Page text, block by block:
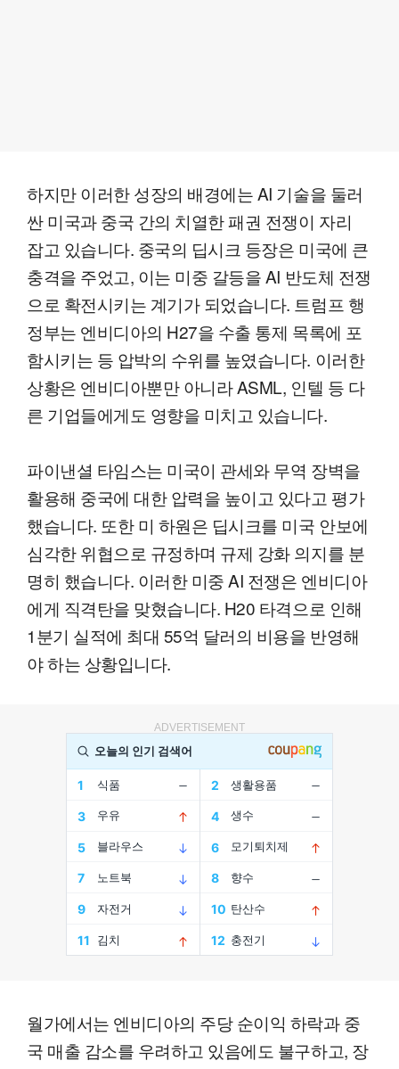
하지만 이러한 성장의 배경에는 AI 기술을 둘러
싼 미국과 중국 간의 치열한 패권 전쟁이 자리
잡고 있습니다. 중국의 딥시크 등장은 미국에 큰
충격을 주었고, 이는 미중 갈등을 AI 반도체 전쟁
으로 확전시키는 계기가 되었습니다. 트럼프 행
정부는 엔비디아의 H27을 수출 통제 목록에 포
함시키는 등 압박의 수위를 높였습니다. 이러한
상황은 엔비디아뿐만 아니라 ASML, 인텔 등 다
른 기업들에게도 영향을 미치고 있습니다.
파이낸셜 타임스는 미국이 관세와 무역 장벽을
활용해 중국에 대한 압력을 높이고 있다고 평가
했습니다. 또한 미 하원은 딥시크를 미국 안보에
심각한 위협으로 규정하며 규제 강화 의지를 분
명히 했습니다. 이러한 미중 AI 전쟁은 엔비디아
에게 직격탄을 맞혔습니다. H20 타격으로 인해
1분기 실적에 최대 55억 달러의 비용을 반영해
야 하는 상황입니다.
ADVERTISEMENT
월가에서는 엔비디아의 주당 순이익 하락과 중
국 매출 감소를 우려하고 있음에도 불구하고, 장